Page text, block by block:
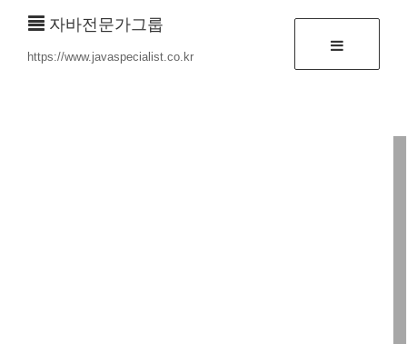
자바전문가그룹
https://www.javaspecialist.co.kr